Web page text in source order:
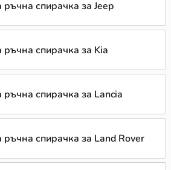
спирачка за Jeep
ръчна спирачка за Kia
ръчна спирачка за Lancia
ръчна спирачка за Land Rover